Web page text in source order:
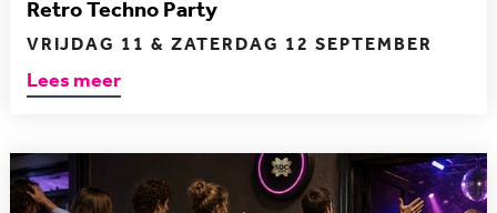
Retro Techno Party
VRIJDAG 11 & ZATERDAG 12 SEPTEMBER
Lees meer